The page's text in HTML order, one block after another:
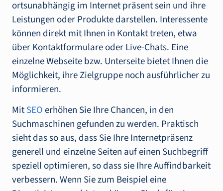
ortsunabhängig im Internet präsent sein und ihre
Leistungen oder Produkte darstellen. Interessente
können direkt mit Ihnen in Kontakt treten, etwa
über Kontaktformulare oder Live-Chats. Eine
einzelne Webseite bzw. Unterseite bietet Ihnen die
Möglichkeit, ihre Zielgruppe noch ausführlicher zu
informieren.
MitSEOerhöhen Sie Ihre Chancen, in den
Suchmaschinen gefunden zu werden. Praktisch
sieht das so aus, dass Sie Ihre Internetpräsenz
generell und einzelne Seiten auf einen Suchbegriff
speziell optimieren, so dass sie Ihre Auffindbarkeit
verbessern. Wenn Sie zum Beispiel eine